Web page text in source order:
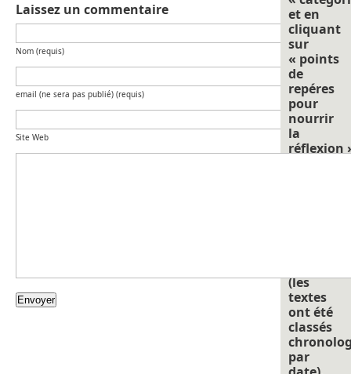
Laissez un commentaire
Nom (requis)
email (ne sera pas publié) (requis)
Site Web
et en
cliquant
sur
« points
de
repéres
pour
nourrir
la
réflexion
(les
textes
ont été
classés
par